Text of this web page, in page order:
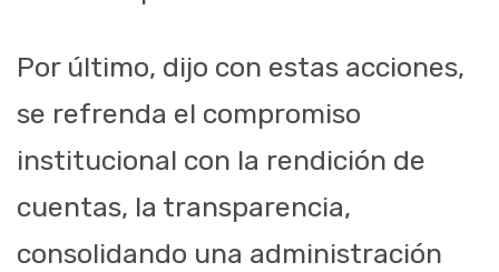
Por último, dijo con estas acciones,
se refrenda el compromiso
institucional con la rendición de
cuentas, la transparencia,
consolidando una administración